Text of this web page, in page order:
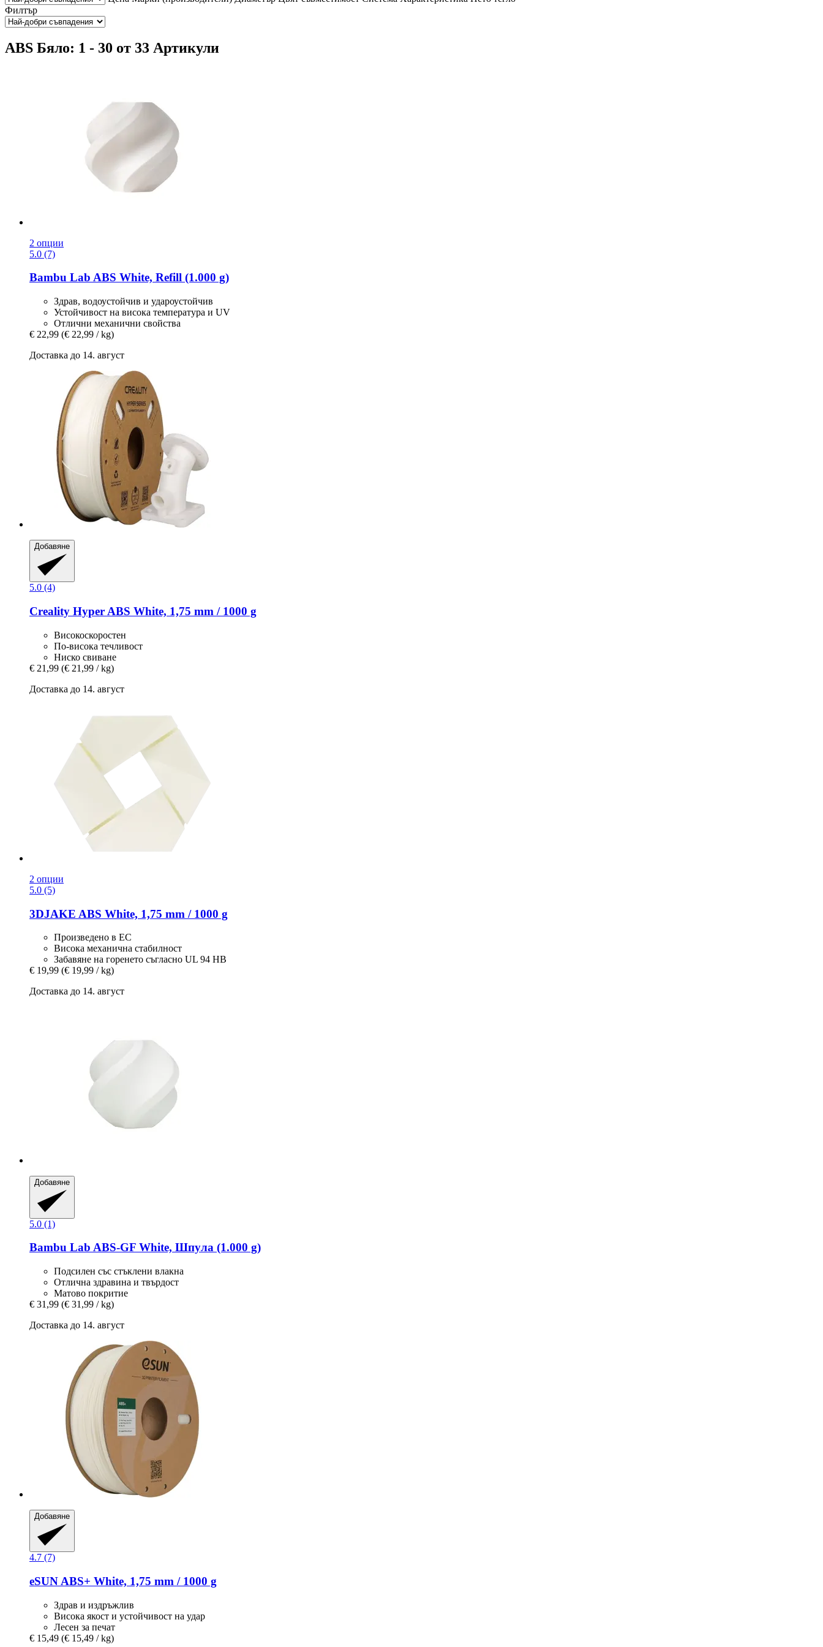
Филтър
ABS Бяло: 1 - 30 от 33 Артикули
2 опции
5.0 (7)
Bambu Lab ABS White, Refill (1.000 g)
Здрав, водоустойчив и удароустойчив
Устойчивост на висока температура и UV
Отлични механични свойства
€ 22,99 (€ 22,99 / kg)
Доставка до 14. август
Добавяне
5.0 (4)
Creality Hyper ABS White, 1,75 mm / 1000 g
Високоскоростен
По-висока течливост
Ниско свиване
€ 21,99 (€ 21,99 / kg)
Доставка до 14. август
2 опции
5.0 (5)
3DJAKE ABS White, 1,75 mm / 1000 g
Произведено в ЕС
Висока механична стабилност
Забавяне на горенето съгласно UL 94 HB
€ 19,99 (€ 19,99 / kg)
Доставка до 14. август
Добавяне
5.0 (1)
Bambu Lab ABS-​GF White, Шпула (1.000 g)
Подсилен със стъклени влакна
Отлична здравина и твърдост
Матово покритие
€ 31,99 (€ 31,99 / kg)
Доставка до 14. август
Добавяне
4.7 (7)
eSUN ABS+ White, 1,75 mm / 1000 g
Здрав и издръжлив
Висока якост и устойчивост на удар
Лесен за печат
€ 15,49 (€ 15,49 / kg)